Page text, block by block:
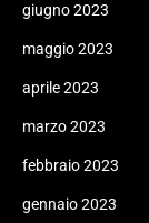
giugno 2023
maggio 2023
aprile 2023
marzo 2023
febbraio 2023
gennaio 2023